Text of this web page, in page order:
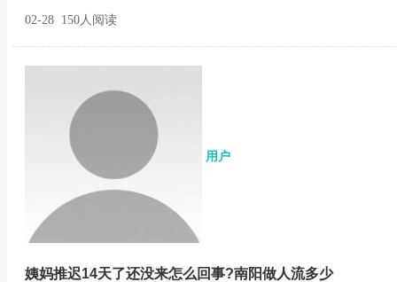
02-28 150人阅读
用户
姨妈推迟14天了还没来怎么回事?南阳做人流多少